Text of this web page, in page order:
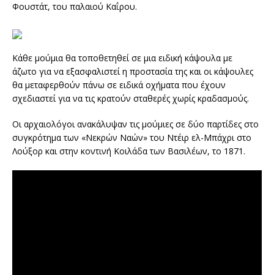
Φουστάτ, του παλαιού Καΐρου.
Κάθε μούμια θα τοποθετηθεί σε μια ειδική κάψουλα με
άζωτο για να εξασφαλιστεί η προστασία της και οι κάψουλες
θα μεταφερθούν πάνω σε ειδικά οχήματα που έχουν
σχεδιαστεί για να τις κρατούν σταθερές χωρίς κραδασμούς.
Οι αρχαιολόγοι ανακάλυψαν τις μούμιες σε δύο παρτίδες στο
συγκρότημα των «Νεκρών Ναών» του Ντέιρ ελ-Μπάχρι στο
Λούξορ και στην κοντινή Κοιλάδα των Βασιλέων, το 1871.